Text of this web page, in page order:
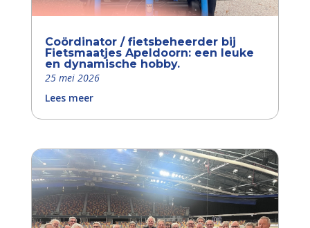
Coördinator / fietsbeheerder bij
Fietsmaatjes Apeldoorn: een leuke
en dynamische hobby.
25 mei 2026
Lees meer